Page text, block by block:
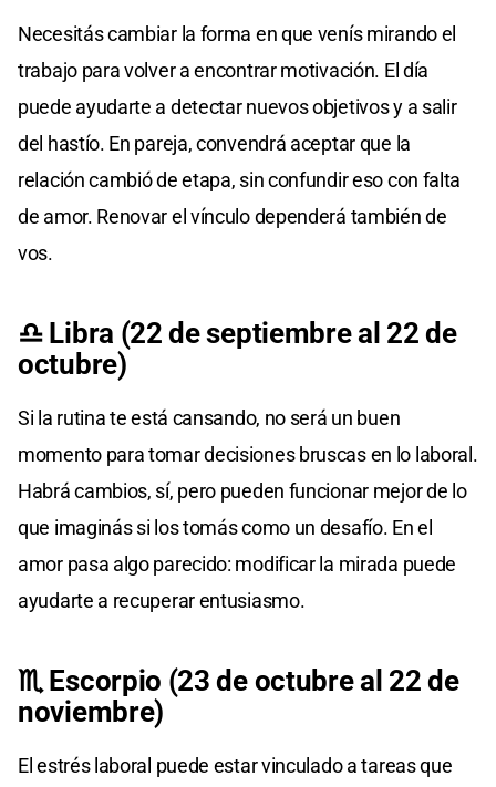
Necesitás cambiar la forma en que venís mirando el
trabajo para volver a encontrar motivación. El día
puede ayudarte a detectar nuevos objetivos y a salir
del hastío. En pareja, convendrá aceptar que la
relación cambió de etapa, sin confundir eso con falta
de amor. Renovar el vínculo dependerá también de
vos.
♎ Libra (22 de septiembre al 22 de
octubre)
Si la rutina te está cansando, no será un buen
momento para tomar decisiones bruscas en lo laboral.
Habrá cambios, sí, pero pueden funcionar mejor de lo
que imaginás si los tomás como un desafío. En el
amor pasa algo parecido: modificar la mirada puede
ayudarte a recuperar entusiasmo.
♏ Escorpio (23 de octubre al 22 de
noviembre)
El estrés laboral puede estar vinculado a tareas que